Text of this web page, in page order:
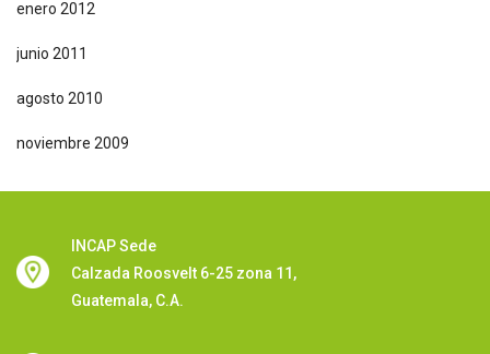
enero 2012
junio 2011
agosto 2010
noviembre 2009
INCAP Sede
Calzada Roosvelt 6-25 zona 11,
Guatemala, C.A.